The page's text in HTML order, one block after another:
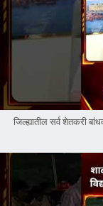
जिल्ह्यातील सर्व शेतकरी